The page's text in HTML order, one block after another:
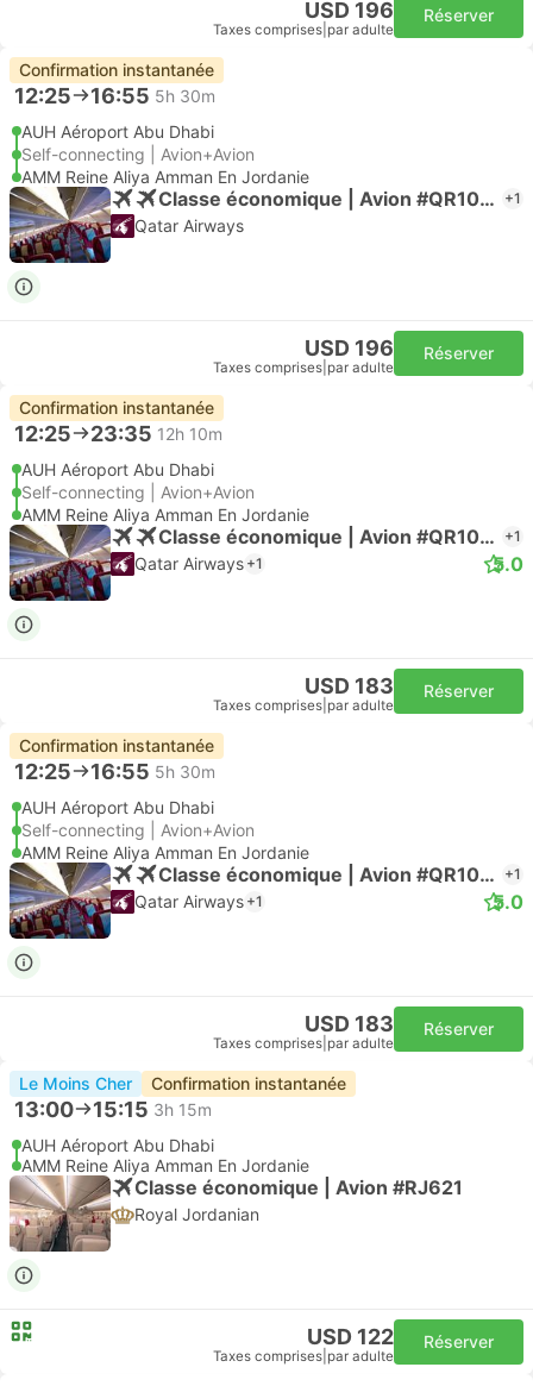
USD 196
Taxes comprises par adulte
Réserver
Confirmation instantanée
12:25 16:55 5h 30m
AUH Aéroport Abu Dhabi
Self-connecting | Avion+Avion
AMM Reine Aliya Amman En Jordanie
Classe économique | Avion #QR1045 +1
Qatar Airways
USD 196
Taxes comprises par adulte
Réserver
Confirmation instantanée
12:25 23:35 12h 10m
AUH Aéroport Abu Dhabi
Self-connecting | Avion+Avion
AMM Reine Aliya Amman En Jordanie
Classe économique | Avion #QR1045 +1
Qatar Airways +1 5.0
USD 183
Taxes comprises par adulte
Réserver
Confirmation instantanée
12:25 16:55 5h 30m
AUH Aéroport Abu Dhabi
Self-connecting | Avion+Avion
AMM Reine Aliya Amman En Jordanie
Classe économique | Avion #QR1045 +1
Qatar Airways +1 5.0
USD 183
Taxes comprises par adulte
Réserver
Le Moins Cher Confirmation instantanée
13:00 15:15 3h 15m
AUH Aéroport Abu Dhabi
AMM Reine Aliya Amman En Jordanie
Classe économique | Avion #RJ621
Royal Jordanian
USD 122
Taxes comprises par adulte
Réserver